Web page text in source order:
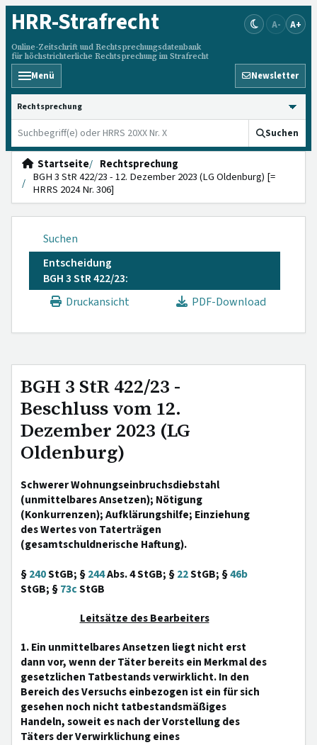
HRR-Strafrecht
Online-Zeitschrift und Rechtsprechungsdatenbank
für höchstrichterliche Rechtsprechung im Strafrecht
A- A+
Menü Newsletter
HRRS durchsuchen
Suchen
Startseite
Rechtsprechung
BGH 3 StR 422/23 - 12. Dezember 2023 (LG Oldenburg) [=
HRRS 2024 Nr. 306]
Suchen
Entscheidung
BGH 3 StR 422/23:
Druckansicht
PDF-Download
BGH 3 StR 422/23 -
Beschluss vom 12.
Dezember 2023 (LG
Oldenburg)
Schwerer Wohnungseinbruchsdiebstahl
(unmittelbares Ansetzen); Nötigung
(Konkurrenzen); Aufklärungshilfe; Einziehung
des Wertes von Taterträgen
(gesamtschuldnerische Haftung).
§240StGB; §244Abs. 4 StGB; §22StGB; §46b
StGB; §73cStGB
Leitsätze des Bearbeiters
1. Ein unmittelbares Ansetzen liegt nicht erst
dann vor, wenn der Täter bereits ein Merkmal des
gesetzlichen Tatbestands verwirklicht. In den
Bereich des Versuchs einbezogen ist ein für sich
gesehen noch nicht tatbestandsmäßiges
Handeln, soweit es nach der Vorstellung des
Täters der Verwirklichung eines